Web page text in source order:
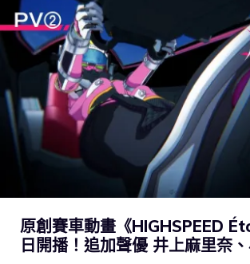
原創賽車動畫《HIGHSPEED
日開播！追加聲優 井上麻里奈